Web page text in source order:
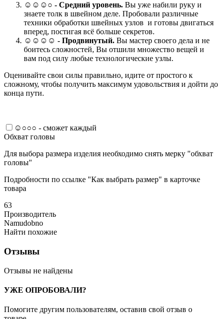
☺☺☺○ - Средний уровень. Вы уже набили руку и
знаете толк в швейном деле. Пробовали различные
техники обработки швейных узлов и готовы двигаться
вперед, постигая всё больше секретов.
☺☺☺☺ - Продвинутый. Вы мастер своего дела и не
боитесь сложностей, Вы отшили множество вещей и
вам под силу любые технологические узлы.
Оценивайте свои силы правильно, идите от простого к
сложному, чтобы получить максимум удовольствия и дойти до
конца пути.
☺○○○ - сможет каждый
Обхват головы
Для выбора размера изделия необходимо снять мерку "обхват
головы"
Подробности по ссылке "Как выбрать размер" в карточке
товара
63
Производитель
Namudobno
Найти похожие
Отзывы
Отзывы не найдены
УЖЕ ОПРОБОВАЛИ?
Помогите другим пользователям, оставив свой отзыв о